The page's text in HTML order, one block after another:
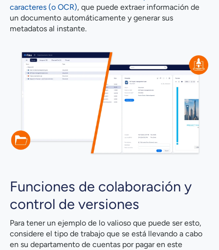
caracteres (o OCR), que puede extraer información de
un documento automáticamente y generar sus
metadatos al instante.
Funciones de colaboración y
control de versiones
Para tener un ejemplo de lo valioso que puede ser esto,
considere el tipo de trabajo que se está llevando a cabo
en su departamento de cuentas por pagar en este